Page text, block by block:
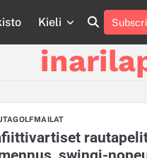
Kieli
About
Us
About
Us
About
Us
Contact
Us
Contact
Us
Contact
Us
Cookie
Policy
Cookie
Policy
Cookie
Policy
Cookie
Policy
Cookie
Policy
Privacy
Policy
Privacy
Policy
Privacy
Policy
Sitemap
Sitemap
Sitemap
Terms
and
Conditions
Terms
and
Conditions
Terms
and
Conditions